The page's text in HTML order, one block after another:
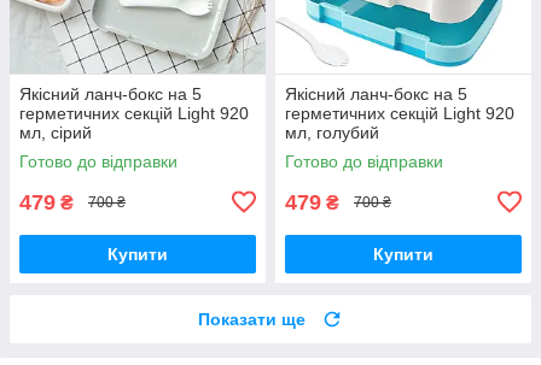
Якісний ланч-бокс на 5
герметичних секцій Light 920
мл, сірий
Готово до відправки
479 ₴ 700 ₴
Купити
Якісний ланч-бокс на 5
герметичних секцій Light 920
мл, голубий
Готово до відправки
479 ₴ 700 ₴
Купити
Показати ще